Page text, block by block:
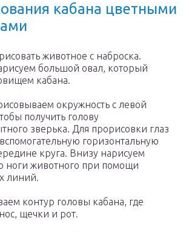
кабана цветными
животное с наброска.
большой овал, который
кабана.
окружность с левой
получить голову
зверька. Для прорисовки глаз
горизонтальную
круга. Внизу нарисуем
ноги животного при помощи
линий.
контур головы кабана, где
щечки и рот.